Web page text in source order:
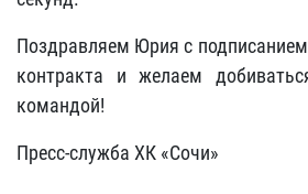
Поздравляем Юрия с подписанием
контракта и желаем
командой!
Пресс-служба ХК «Сочи»